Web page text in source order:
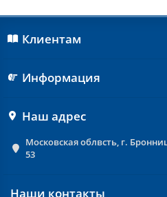
Клиентам
Информация
Наш адрес
Московская облвсть, г.
53
Наши контакты